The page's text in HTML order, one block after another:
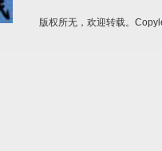
版权所无，欢迎转载。